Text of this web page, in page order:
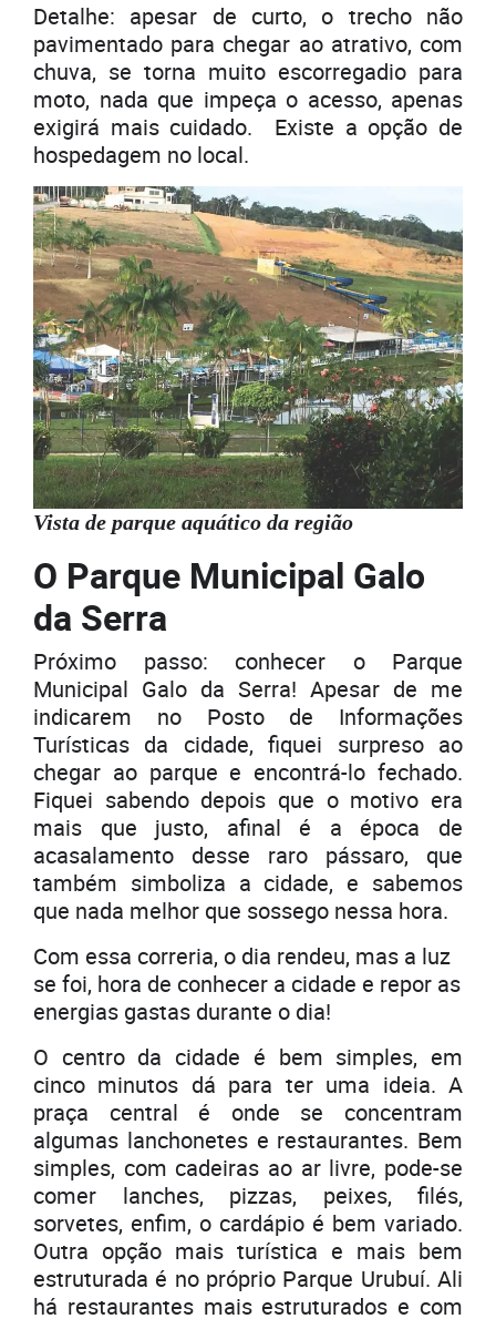
Detalhe: apesar de curto, o trecho não
pavimentado para chegar ao atrativo, com
chuva, se torna muito escorregadio para
moto, nada que impeça o acesso, apenas
exigirá mais cuidado. Existe a opção de
hospedagem no local.
Vista de parque aquático da região
O Parque Municipal Galo
da Serra
Próximo passo: conhecer o Parque
Municipal Galo da Serra! Apesar de me
indicarem no Posto de Informações
Turísticas da cidade, fiquei surpreso ao
chegar ao parque e encontrá-lo fechado.
Fiquei sabendo depois que o motivo era
mais que justo, afinal é a época de
acasalamento desse raro pássaro, que
também simboliza a cidade, e sabemos
que nada melhor que sossego nessa hora.
Com essa correria, o dia rendeu, mas a luz
se foi, hora de conhecer a cidade e repor as
energias gastas durante o dia!
O centro da cidade é bem simples, em
cinco minutos dá para ter uma ideia. A
praça central é onde se concentram
algumas lanchonetes e restaurantes. Bem
simples, com cadeiras ao ar livre, pode-se
comer lanches, pizzas, peixes, filés,
sorvetes, enfim, o cardápio é bem variado.
Outra opção mais turística e mais bem
estruturada é no próprio Parque Urubuí. Ali
há restaurantes mais estruturados e com